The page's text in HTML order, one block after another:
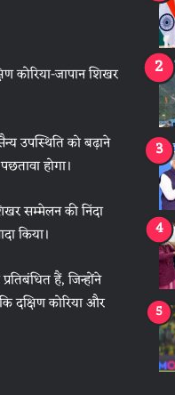
कोरिया-जापान शिखर
उपस्थिति को बढ़ाने
होगा।
सम्मेलन की निंदा
किया।
हैं, जिन्होंने
दक्षिण कोरिया और